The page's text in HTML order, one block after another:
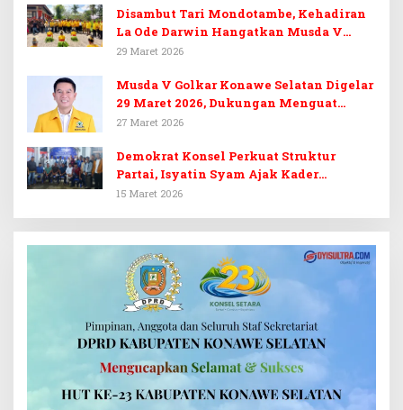
Disambut Tari Mondotambe, Kehadiran
La Ode Darwin Hangatkan Musda V
Golkar Konsel
29 Maret 2026
Musda V Golkar Konawe Selatan Digelar
29 Maret 2026, Dukungan Menguat
untuk Irham Kalenggo
27 Maret 2026
Demokrat Konsel Perkuat Struktur
Partai, Isyatin Syam Ajak Kader
Kembalikan Kejayaan
15 Maret 2026